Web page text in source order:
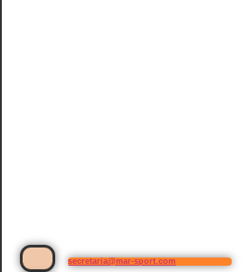
secretaria@mar-sport.com